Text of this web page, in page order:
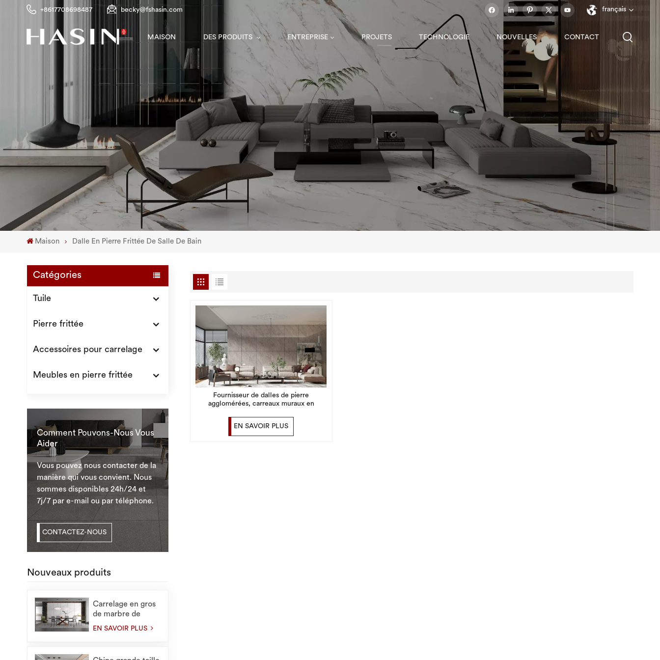
+8617708698487 becky@fshasin.com français
español
MAISON DES PRODUITS ENTREPRISE PROJETS TECHNOLOGIE NOUVELLES CONTACT
Maison Dalle En Pierre Frittée De Salle De Bain
Catégories
Tuile
Pierre frittée
Accessoires pour carrelage
Meubles en pierre frittée
Comment Pouvons-Nous Vous
Aider
Vous pouvez nous contacter de la
manière qui vous convient. Nous
sommes disponibles 24h/24 et
7j/7 par e-mail ou par téléphone.
CONTACTEZ-NOUS
Nouveaux produits
Carrelage en gros
de marbre de
1200X2400mm
EN SAVOIR PLUS
Fournisseur de dalles de pierre
agglomérées, carreaux muraux en
EN SAVOIR PLUS